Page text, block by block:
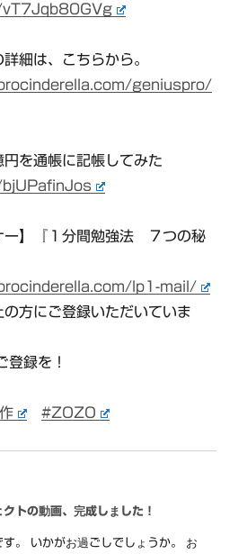
細は、こちらから。
geniuspro/
を通帳に記帳してみた
ー】『１分間勉強法 ７つの秘
lp1-mail/
方にご登録いただいていま
録を！
#ZOZO
クトの動画、完成しました！
。 いかがお過ごしでしょうか。 お